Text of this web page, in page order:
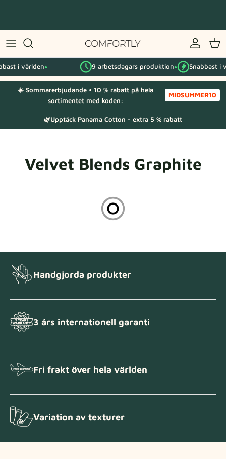
innehåll
Efter IKEA-serie
Efter kategori
Tygprover
Beställ din provbit
i världen● 9 arbetsdagars produktion● Snabbast i
☀️ Sommarerbjudande • 10 % rabatt på hela
sortimentet med koden:
MIDSUMMER10
🌿Upptäck Panama Cotton - extra 5 % rabatt
Velvet Blends Graphite
Handgjorda produkter
3 års internationell garanti
Fri frakt över hela världen
Variation av texturer